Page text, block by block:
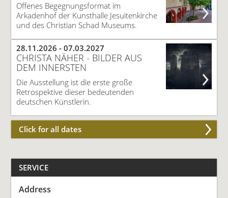
Offenes Begegnungsformat im
Arkadenhof der Kunsthalle Jesuitenkirche
und des Christian Schad Museums.
28.11.2026 -07.03.2027
CHRISTA NÄHER - BILDER AUS
DEM INNERSTEN
Die Ausstellung ist die erste große
Retrospektive dieser bedeutenden
deutschen Künstlerin.
Click for all dates
SERVICE
Address